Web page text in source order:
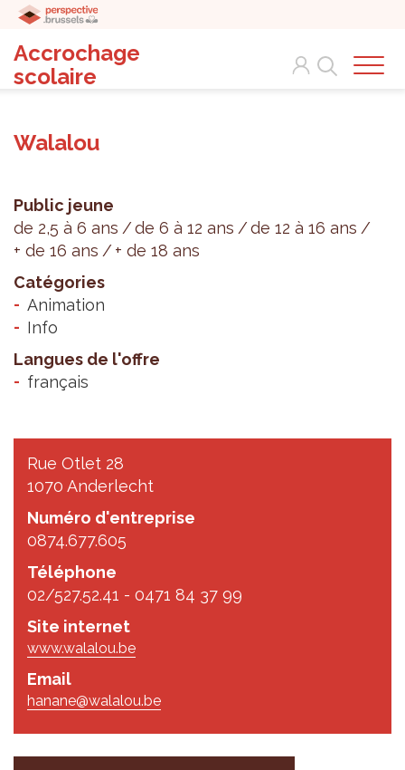
Accrochage
scolaire
Search
Walalou
Public jeune
de 2,5 à 6 ans
de 6 à 12 ans
de 12 à 16 ans
+ de 16 ans
+ de 18 ans
Catégories
Animation
Info
Langues de l'offre
français
Rue Otlet 28
1070 Anderlecht
Numéro d'entreprise
0874.677.605
Téléphone
02/527.52.41 - 0471 84 37 99
Site internet
www.walalou.be
Email
hanane@walalou.be